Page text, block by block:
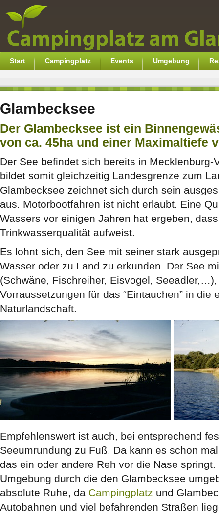
Start Campingplatz Events Umgebung
Glambecksee
Der Glambecksee ist ein
von ca. 45ha und einer Maximaltiefe
Der See befindet sich bereits in Mecklenburg-
bildet somit gleichzeitig Landesgrenze zum
Glambecksee zeichnet sich durch sein
aus. Motorbootfahren ist nicht erlaubt. Eine
Wassers vor einigen Jahren hat ergeben,
Trinkwasserqualität aufweist.
Es lohnt sich, den See mit seiner stark
Wasser oder zu Land zu erkunden. Der See
(Schwäne, Fischreiher, Eisvogel,
Vorraussetzungen für das “Eintauchen” in die
Naturlandschaft.
Empfehlenswert ist auch, bei entsprechend
Seeumrundung zu Fuß. Da kann es schon
das ein oder andere Reh vor die Nase
Umgebung durch die den Glambecksee
absolute Ruhe, da Campingplatz und
Autobahnen und viel befahrenden Straßen